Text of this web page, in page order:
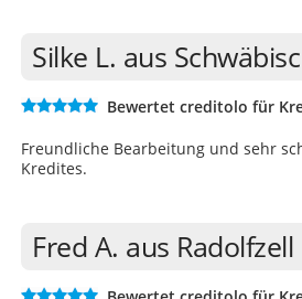
Silke L. aus
Bewertet creditolo für
Freundliche Bearbeitung und sehr
Kredites.
Fred A. aus